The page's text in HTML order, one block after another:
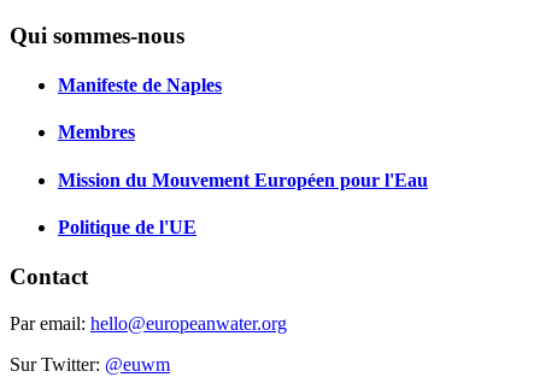
Qui sommes-nous
Manifeste de Naples
Membres
Mission du Mouvement Européen pour l'Eau
Politique de l'UE
Contact
Par email: hello@europeanwater.org
Sur Twitter: @euwm